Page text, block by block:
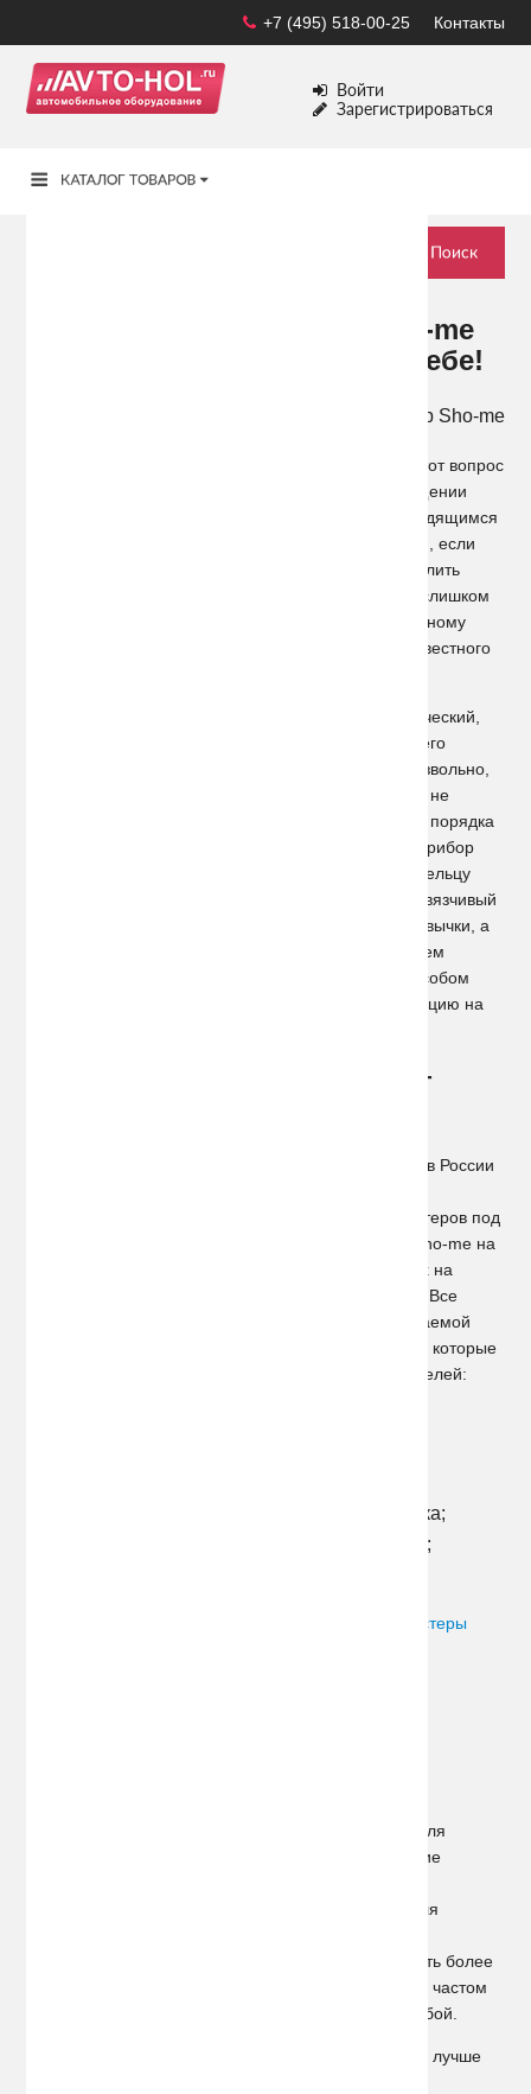
Контакты
+7 (495) 518-00-25
Войти
Зарегистрироваться
Приобретая алкотестер Sho-me
можно быть уверенным в себе!
лишением прав, так и аварией на дороге. Особо этот вопрос
актуален после вступления в силу закона о запрещении
эксплуатации транспортного средства лицом, находящимся
в состоянии алкогольного опьянения. К сожалению, если
даже доза выпитого спиртного очень мала, определить
степень алкогольного опьянения самостоятельно слишком
сложно. В таких случаях лучше обратиться к надёжному
прибору – алкотестеру, например, к изделию от известного
Сам по себе алкотестер - прибор весьма специфический,
некоторые водители при одном лишь взгляде на него
задерживают дыхание. Причем абсолютно непроизвольно,
словно они заново переживают прошлые моменты не
слишком уж приятного знакомства с блюстителями порядка
на дорогах. Впрочем, такой сугубо прагматичный прибор
можно использовать даже в качестве подарка владельцу
авто. Алкотестер Sho-me – это своеобразный ненавязчивый
намек на недопустимость вовсе небезобидной привычки, а
именно езды за рулем в не совсем соответствующем
состоянии. Его приобретение будет отличным способом
предотвратить лишение прав или аварийную ситуацию на
Алкотестер Sho-me поможет
Корейская компания «Sho-me», широко известная в России
предлагает сегодня широкий ассортимент алкотестеров под
одноименным брендовым названием. Компания Sho-me на
протяжении 10 лет является одной из лидирующих на
мировом рынке по изготовлению автоаксессуаров. Все
модели алкотестеров, входящие в линейку выпускаемой
продукции, имеют ряд неоспоримых преимуществ, которые
выделяют их среди аналогов от других производителей:
Автоматическая система очистки датчика;
Обнаружение неправильного вдыхания;
каталоге нашего магазина представлены алкотестеры
Персональный алкотестер Sho-me предназначен для
индивидуального использования. Как правило, такие
необходимыми техническими характеристиками для
конструкции алкотестера дает возможность получать более
точные показания прибора. Однако при чрезмерно частом
использовании устройства его датчик может дать сбой.
Если необходима частая «конвейерная» проверка, лучше